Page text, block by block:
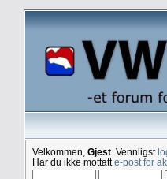
Velkommen, Gjest . Vennligst
Har du ikke mottatte-post for